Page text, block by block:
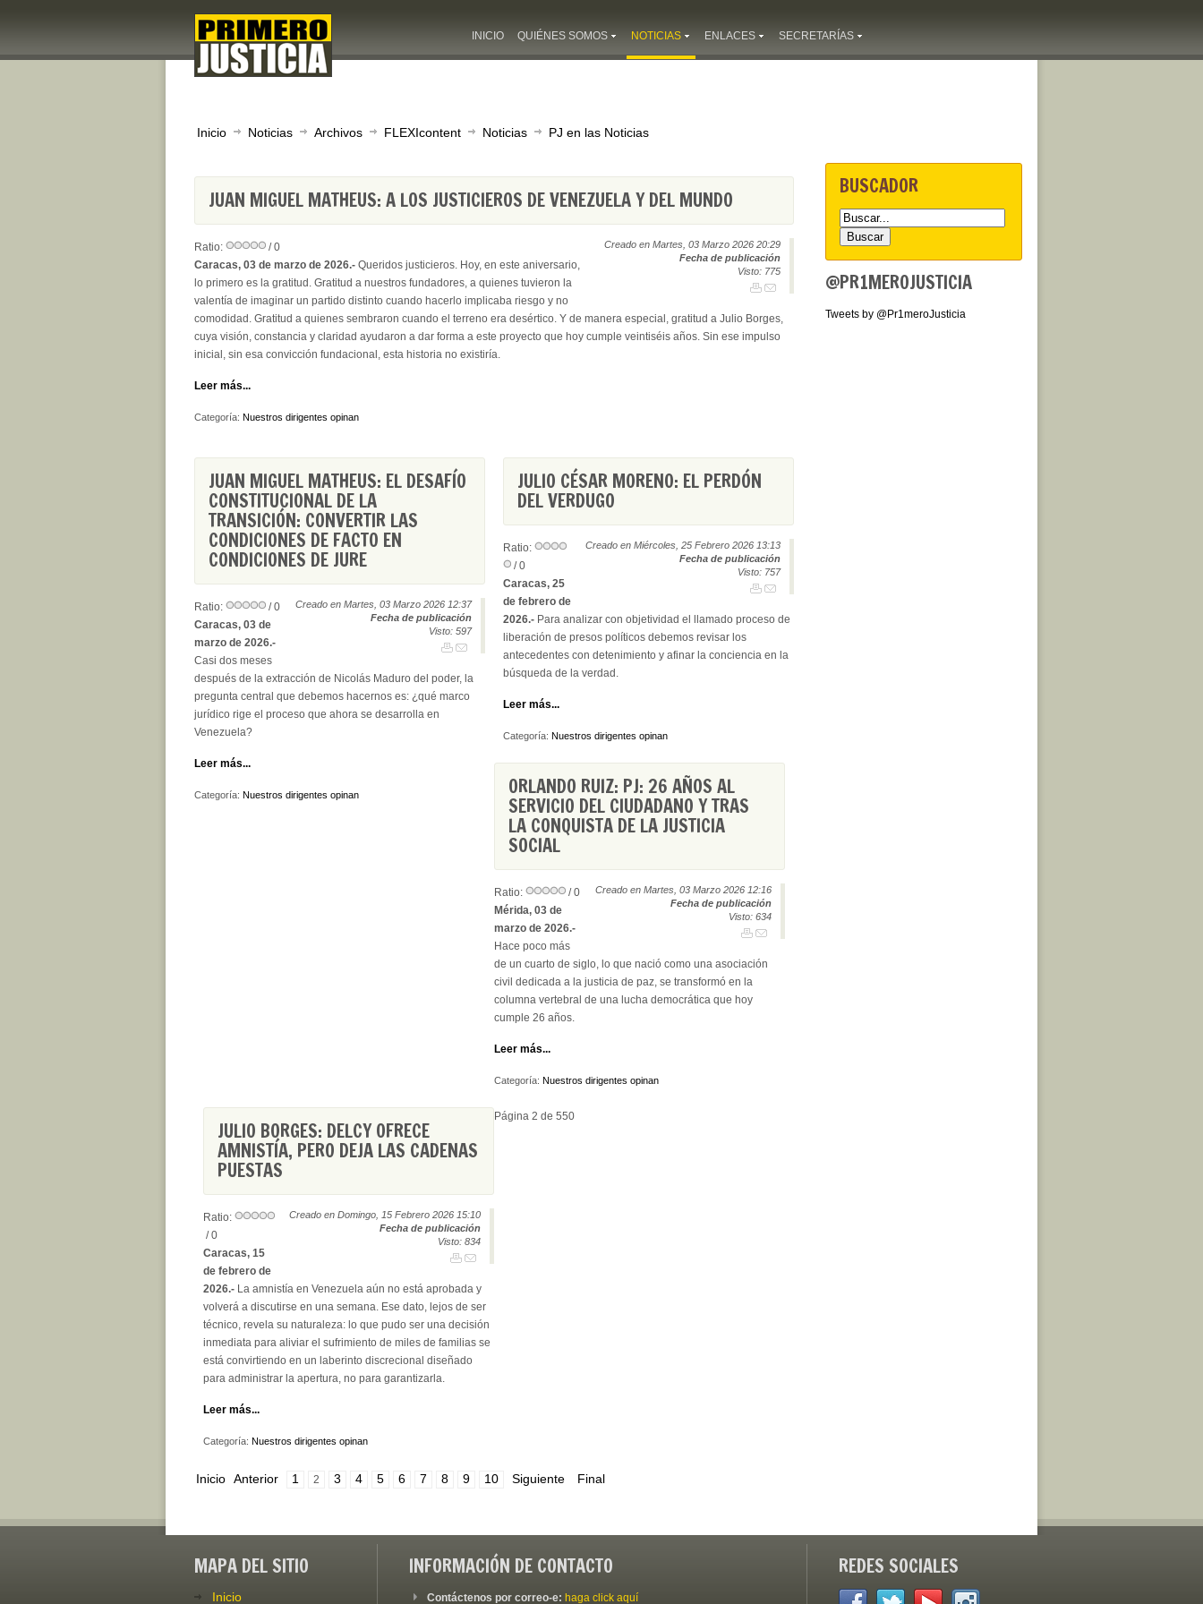
INICIO QUIÉNES SOMOS NOTICIAS ENLACES SECRETARÍAS
Inicio Noticias Archivos FLEXIcontent Noticias PJ en las Noticias
JUAN MIGUEL MATHEUS: A LOS JUSTICIEROS DE VENEZUELA Y DEL MUNDO
Creado en Martes, 03 Marzo 2026 20:29
Fecha de publicación
Visto: 775
Ratio:
/ 0
Caracas, 03 de marzo de 2026.- Queridos justicieros. Hoy, en este aniversario,
lo primero es la gratitud. Gratitud a nuestros fundadores, a quienes tuvieron la
valentía de imaginar un partido distinto cuando hacerlo implicaba riesgo y no
comodidad. Gratitud a quienes sembraron cuando el terreno era desértico. Y de manera especial, gratitud a Julio Borges,
cuya visión, constancia y claridad ayudaron a dar forma a este proyecto que hoy cumple veintiséis años. Sin ese impulso
inicial, sin esa convicción fundacional, esta historia no existiría.
Leer más...
Categoría: Nuestros dirigentes opinan
JUAN MIGUEL MATHEUS: EL DESAFÍO
CONSTITUCIONAL DE LA
TRANSICIÓN: CONVERTIR LAS
CONDICIONES DE FACTO EN
CONDICIONES DE JURE
Creado en Martes, 03 Marzo 2026 12:37
Fecha de publicación
Visto: 597
Ratio:
/ 0
Caracas, 03 de
marzo de 2026.-
Casi dos meses
después de la extracción de Nicolás Maduro del poder, la
pregunta central que debemos hacernos es: ¿qué marco
jurídico rige el proceso que ahora se desarrolla en
Venezuela?
Leer más...
Categoría: Nuestros dirigentes opinan
JULIO CÉSAR MORENO: EL PERDÓN
DEL VERDUGO
Creado en Miércoles, 25 Febrero 2026 13:13
Fecha de publicación
Visto: 757
Ratio:
/ 0
Caracas, 25
de febrero de
2026.- Para analizar con objetividad el llamado proceso de
liberación de presos políticos debemos revisar los
antecedentes con detenimiento y afinar la conciencia en la
búsqueda de la verdad.
Leer más...
Categoría: Nuestros dirigentes opinan
ORLANDO RUIZ: PJ: 26 AÑOS AL
SERVICIO DEL CIUDADANO Y TRAS
LA CONQUISTA DE LA JUSTICIA
SOCIAL
Creado en Martes, 03 Marzo 2026 12:16
Fecha de publicación
Visto: 634
Ratio:
/ 0
Mérida, 03 de
marzo de 2026.-
Hace poco más
de un cuarto de siglo, lo que nació como una asociación
civil dedicada a la justicia de paz, se transformó en la
columna vertebral de una lucha democrática que hoy
cumple 26 años.
Leer más...
Categoría: Nuestros dirigentes opinan
JULIO BORGES: DELCY OFRECE
AMNISTÍA, PERO DEJA LAS CADENAS
PUESTAS
Creado en Domingo, 15 Febrero 2026 15:10
Fecha de publicación
Visto: 834
Ratio:
/ 0
Caracas, 15
de febrero de
2026.- La amnistía en Venezuela aún no está aprobada y
volverá a discutirse en una semana. Ese dato, lejos de ser
técnico, revela su naturaleza: lo que pudo ser una decisión
inmediata para aliviar el sufrimiento de miles de familias se
está convirtiendo en un laberinto discrecional diseñado
para administrar la apertura, no para garantizarla.
Leer más...
Categoría: Nuestros dirigentes opinan
Página 2 de 550
Inicio Anterior 1 2 3 4 5 6 7 8 9 10 Siguiente Final
BUSCADOR
@PR1MEROJUSTICIA
Tweets by @Pr1meroJusticia
MAPA DEL SITIO
Inicio
INFORMACIÓN DE CONTACTO
Contáctenos por correo-e: haga click aquí
REDES SOCIALES